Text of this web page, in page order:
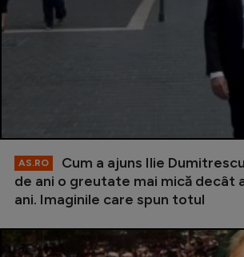
AS.RO
Cum a ajuns Ilie
de ani o greutate mai mică decât
ani. Imaginile care spun totul